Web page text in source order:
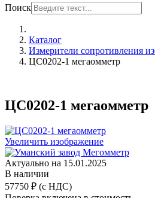
Поиск
Каталог
Измерители сопротивления
ЦС0202-1 мегаомметр
ЦС0202-1 мегаомметр
Увеличить изображение
Актуально на 15.01.2025
В наличии
57750 ₽ (с НДС)